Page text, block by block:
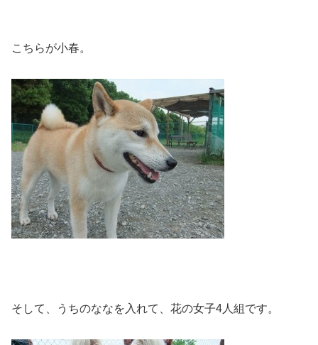
こちらが小春。
そして、うちのななを入れて、花の女子4人組です。